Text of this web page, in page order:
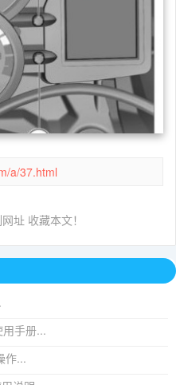
a/37.html
址 收藏本文！
手册...
作...